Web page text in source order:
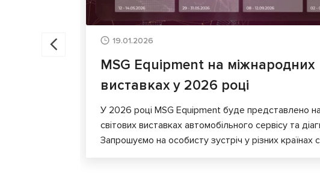
19.01.2026
MSG Equipment на міжнародних
виставках у 2026 році
У 2026 році MSG Equipment буде представлено
світових виставках автомобільного сервісу та
Запрошуємо на особисту зустріч у різних країнах